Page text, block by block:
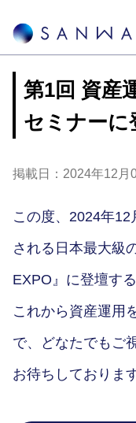
第1回 資産
セミナーに
掲載日：2024年12
この度、2024年
される日本最大級
EXPO』に登壇す
これから資産運用
で、どなたでもご
お待ちしております